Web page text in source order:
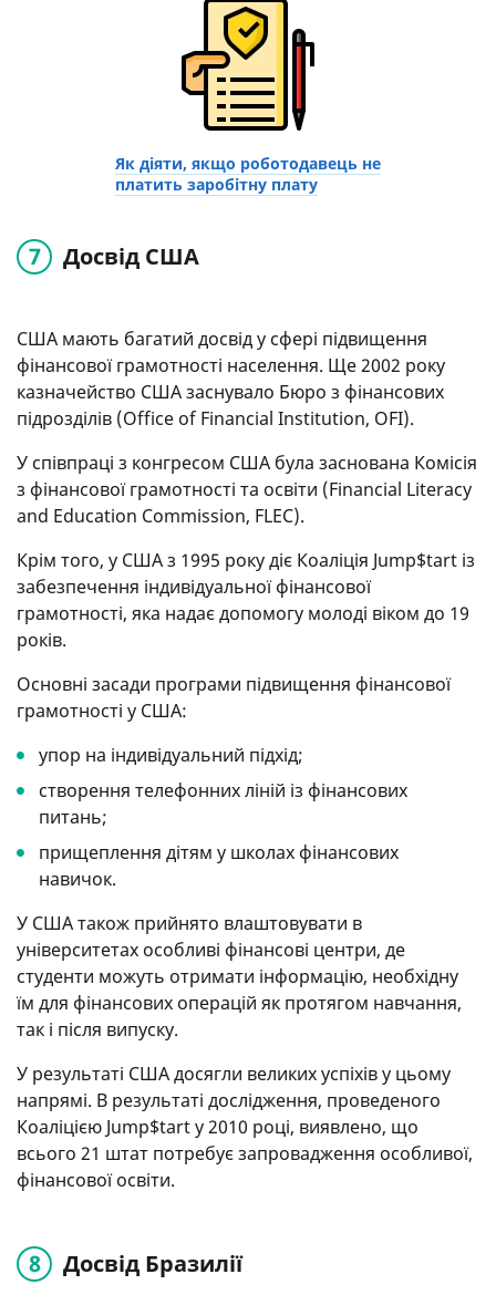
Як діяти, якщо роботодавець не
платить заробітну плату
Досвід США
США мають багатий досвід у сфері підвищення
фінансової грамотності населення. Ще 2002 року
казначейство США заснувало Бюро з фінансових
підрозділів (Office of Financial Institution, OFI).
У співпраці з конгресом США була заснована Комісія
з фінансової грамотності та освіти (Financial Literacy
and Education Commission, FLEC).
Крім того, у США з 1995 року діє Коаліція Jump$tart із
забезпечення індивідуальної фінансової
грамотності, яка надає допомогу молоді віком до 19
років.
Основні засади програми підвищення фінансової
грамотності у США:
упор на індивідуальний підхід;
створення телефонних ліній із фінансових
питань;
прищеплення дітям у школах фінансових
навичок.
У США також прийнято влаштовувати в
університетах особливі фінансові центри, де
студенти можуть отримати інформацію, необхідну
їм для фінансових операцій як протягом навчання,
так і після випуску.
У результаті США досягли великих успіхів у цьому
напрямі. В результаті дослідження, проведеного
Коаліцією Jump$tart у 2010 році, виявлено, що
всього 21 штат потребує запровадження особливої,
фінансової освіти.
Досвід Бразилії